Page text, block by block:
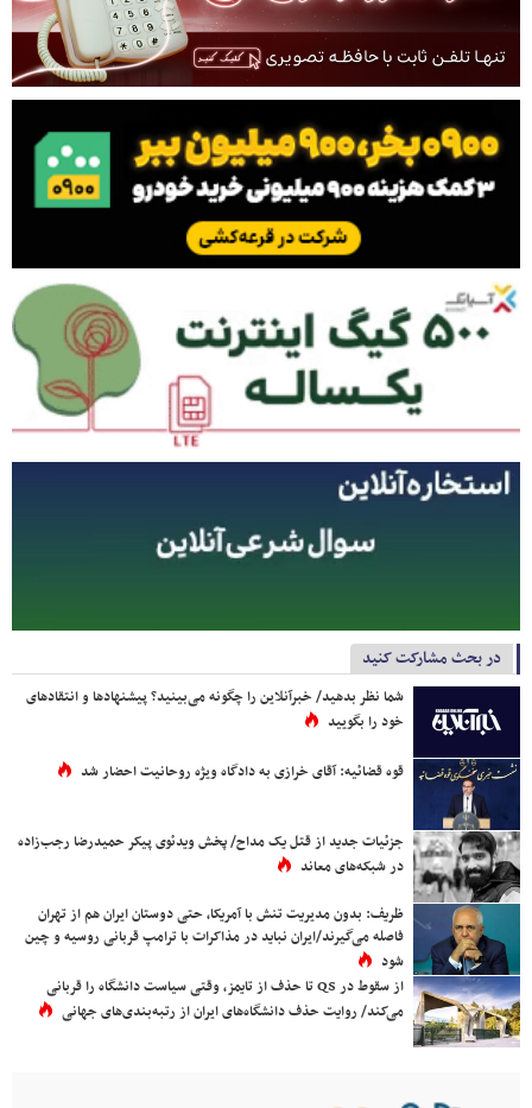
در بحث مشارکت کنید
شما نظر بدهید/ خبرآنلاین را چگونه می‌بینید؟ پیشنهادها و انتقادهای
خود را بگویید
قوه قضائیه: آقای خرازی به دادگاه ویژه روحانیت احضار شد
جزئیات جدید از قتل یک مداح/ پخش ویدئوی پیکر حمیدرضا رجب‌زاده
در شبکه‌های معاند
ظریف: بدون مدیریت تنش با آمریکا، حتی دوستان ایران هم از تهران
فاصله می‌گیرند/ایران نباید در مذاکرات با ترامپ قربانی روسیه و چین
شود
از سقوط در QS تا حذف از تایمز، وقتی سیاست دانشگاه را قربانی
می‌کند/ روایت حذف دانشگاه‌های ایران از رتبه‌بندی‌های جهانی